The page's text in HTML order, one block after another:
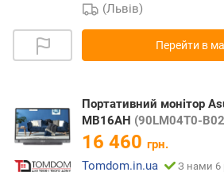
(Львів)
Перейти в
Портативний монітор
MB16AH (90LM04T0-
16 460 грн.
Tomdom.in.ua
З нами 6